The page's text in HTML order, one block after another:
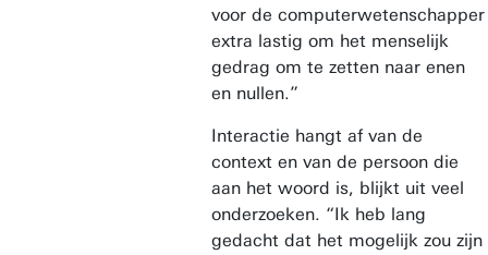
voor de computerwetenschapper
extra lastig om het menselijk
gedrag om te zetten naar enen
en nullen.”
Interactie hangt af van de
context en van de persoon die
aan het woord is, blijkt uit veel
onderzoeken. “Ik heb lang
gedacht dat het mogelijk zou zijn